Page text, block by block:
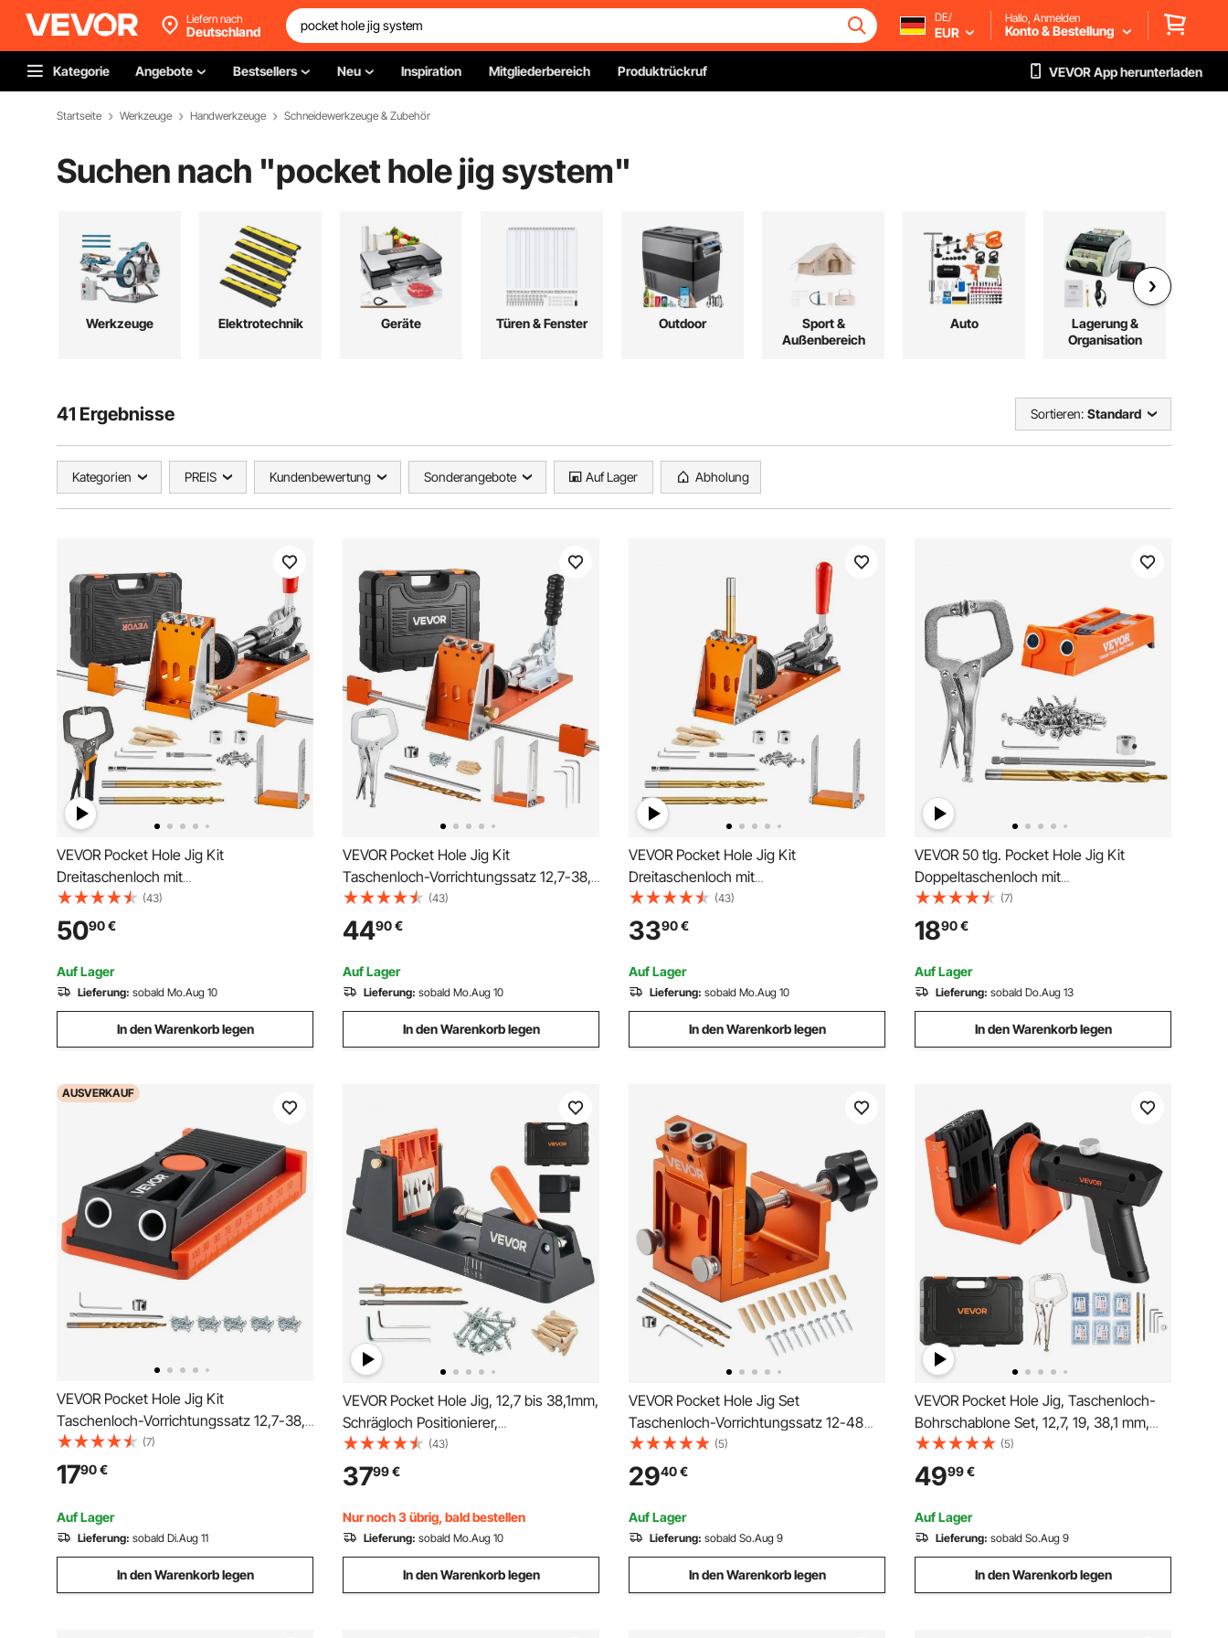
Liefern nach
Deutschland
DE/
EUR
Hallo, Anmelden
Konto & Bestellung
Kategorie Angebote Bestsellers Neu Inspiration Mitgliederbereich Produktrückruf VEVOR App herunterladen
Startseite Werkzeuge Handwerkzeuge Schneidewerkzeuge & Zubehör
Suchen nach "pocket hole jig system"
Werkzeuge Elektrotechnik Geräte Türen & Fenster Outdoor
Sport &
Außenbereich
Auto
Lagerung &
Organisation
41 Ergebnisse Sortieren: Standard
Kategorien PREIS Kundenbewertung Sonderangebote Auf Lager Abholung
VEVOR Pocket Hole Jig Kit
Dreitaschenloch mit
Schraubenschlüssel &
Vierkantantriebsbits, Dübelhilfe
Bohrlehre zum Bohren von
Taschenlöchern und Schräglöchern,
Bohrhilfe für Holzbearbeitung
(43)
5090€
Auf Lager
Lieferung: sobald Mo.Aug 10
In den Warenkorb legen
VEVOR Pocket Hole Jig Kit
Taschenloch-Vorrichtungssatz 12,7-38,1
mm, Vorrichtungs-Taschenlochsystem
mit Werkzeugkoffer C-Klemme
Stufenbohrer Sechskantschlüssel
Bohrstoppring Vierkant-Antriebsbit
(43)
4490€
Auf Lager
Lieferung: sobald Mo.Aug 10
In den Warenkorb legen
VEVOR Pocket Hole Jig Kit
Dreitaschenloch mit
Schraubenschlüssel &
Vierkantantriebsbits, Dübelhilfe
Bohrlehre zum Bohren von
Taschenlöchern und Schräglöchern,
Bohrhilfe für Holzbearbeitung Alu.
(43)
3390€
Auf Lager
Lieferung: sobald Mo.Aug 10
In den Warenkorb legen
VEVOR 50 tlg. Pocket Hole Jig Kit
Doppeltaschenloch mit
Vierkantantriebsbit & C-Klemmen,
Dübelhilfe Bohrlehre zum Bohren von
Taschenlöchern und Schräglöchern,
Bohrhilfe für Holzbearbeitung
(7)
1890€
Auf Lager
Lieferung: sobald Do.Aug 13
In den Warenkorb legen
AUSVERKAUF
VEVOR Pocket Hole Jig Kit
Taschenloch-Vorrichtungssatz 12,7-38,1
mm verstellbar, Vorrichtungs-
Taschenlochsystem mit Stufenbohrer
Sechskantschlüssel Bohrstoppring
Vierkant-Antriebsbit Schrauben
(7)
1790€
Auf Lager
Lieferung: sobald Di.Aug 11
In den Warenkorb legen
VEVOR Pocket Hole Jig, 12,7 bis 38,1mm,
Schrägloch Positionierer,
Taschenlochbohrlehren-Set mit
Staubabsaugungsadapter,
Abnehmbarem Führungsblock, Bohrer,
Anschlagring, für Holzbearbeitung
(43)
3799€
Nur noch 3 übrig, bald bestellen
Lieferung: sobald Mo.Aug 10
In den Warenkorb legen
VEVOR Pocket Hole Jig Set
Taschenloch-Vorrichtungssatz 12-48
mm Vorrichtungs-Taschenlochsystem
mit Stufenbohrer, Sechskantschlüssel,
Bohrstoppring, Vierkant-Antriebsbit,
Dübel und Schrauben
(5)
2940€
Auf Lager
Lieferung: sobald So.Aug 9
In den Warenkorb legen
VEVOR Pocket Hole Jig, Taschenloch-
Bohrschablone Set, 12,7, 19, 38,1 mm,
360° Drehbarer Griff, 260 Schrauben, C-
Klemme, Anschlagring, Bohrer,
Einfaches Spannen & Einstellen, Für
Holzbearbeitung
(5)
4999€
Auf Lager
Lieferung: sobald So.Aug 9
In den Warenkorb legen